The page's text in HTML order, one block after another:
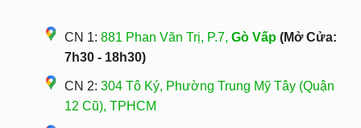
CN 1: 881 Phan Văn Trị, P.7, Gò Vấp (Mở Cửa:
7h30 - 18h30)
CN 2: 304 Tô Ký, Phường Trung Mỹ Tây (Quận
12 Cũ), TPHCM